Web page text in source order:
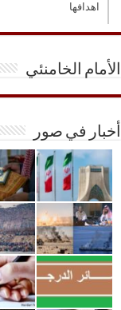
اهدافها
الأمام الخامنئي
أخبار في صور